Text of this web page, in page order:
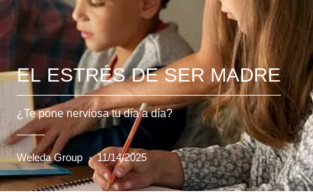
EL ESTRÉS DE SER MADRE
¿Te pone nerviosa tu día a día?
Weleda Group · 11/14/2025